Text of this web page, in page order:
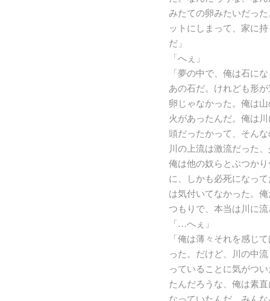
みたての卵みたいだっ
ットにしまって、家に
だ」
「へぇ」
「夢の中で、俺は石に
あの石だ。けれども形
卵じゃなかった。俺は
火があったんだ。俺は
頭だったかって、そん
川の上流は激流だった
俺は他の奴らとぶつか
に、しかも必死になっ
は気付いてなかった。
つもりで、本当は川に
「…へぇ」
「俺は薄々それを感じ
った。だけど、川の中
っていることに気がつ
たんだろうな、俺は素